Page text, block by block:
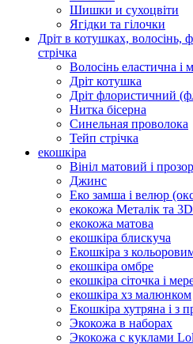
Шишки и сухоцвіти
Ягідки та гілочки
Дріт в котушках, волосінь,
стрічка
Волосінь еластична і
Дріт котушка
Дріт флористичний
Нитка бісерна
Синельная проволока
Тейп стрічка
екошкіра
Вініл матовий і
Джинс
Еко замша і велюр
екокожа Металік та 3D
екокожа матова
екошкіра блискуча
Екошкіра з
екошкіра омбре
екошкіра сіточка і
екошкіра хз малюнком
Екошкіра хутряна і з
Экокожа в наборах
Экокожа с куклами Lol